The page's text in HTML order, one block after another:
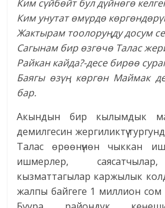
Ким сүйбөйт бул дүйнөгө
Ким унутат өмүрдө
Жактырам тоолоруңду досум
Сагынам бир өзгөчө Талас
Райкан кайда?-десе бирөө
Баягы өзүң көргөн Маймак
бар.
Акындын бир кылымдык
демилгесин жергиликтүү
Талас өрөөнүнөн чыккан
ишмерлер,
кызматтагылар каржылык
жалпы байгеге 1 миллион сом